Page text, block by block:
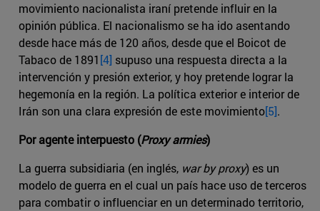
movimiento nacionalista iraní pretende influir en la
opinión pública. El nacionalismo se ha ido asentando
desde hace más de 120 años, desde que el Boicot de
Tabaco de 1891[4] supuso una respuesta directa a la
intervención y presión exterior, y hoy pretende lograr la
hegemonía en la región. La política exterior e interior de
Irán son una clara expresión de este movimiento[5].
Por agente interpuesto (Proxy armies)
La guerra subsidiaria (en inglés, war by proxy) es un
modelo de guerra en el cual un país hace uso de terceros
para combatir o influenciar en un determinado territorio,